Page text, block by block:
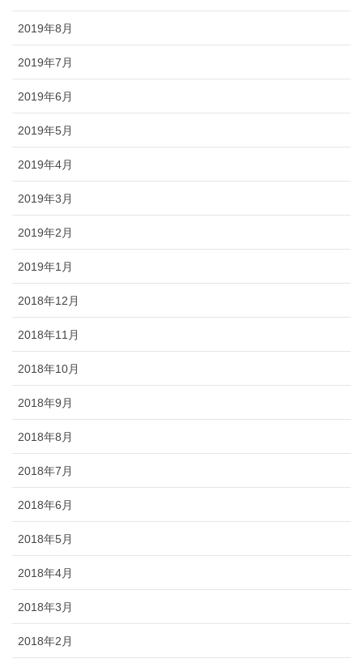
2019年8月
2019年7月
2019年6月
2019年5月
2019年4月
2019年3月
2019年2月
2019年1月
2018年12月
2018年11月
2018年10月
2018年9月
2018年8月
2018年7月
2018年6月
2018年5月
2018年4月
2018年3月
2018年2月